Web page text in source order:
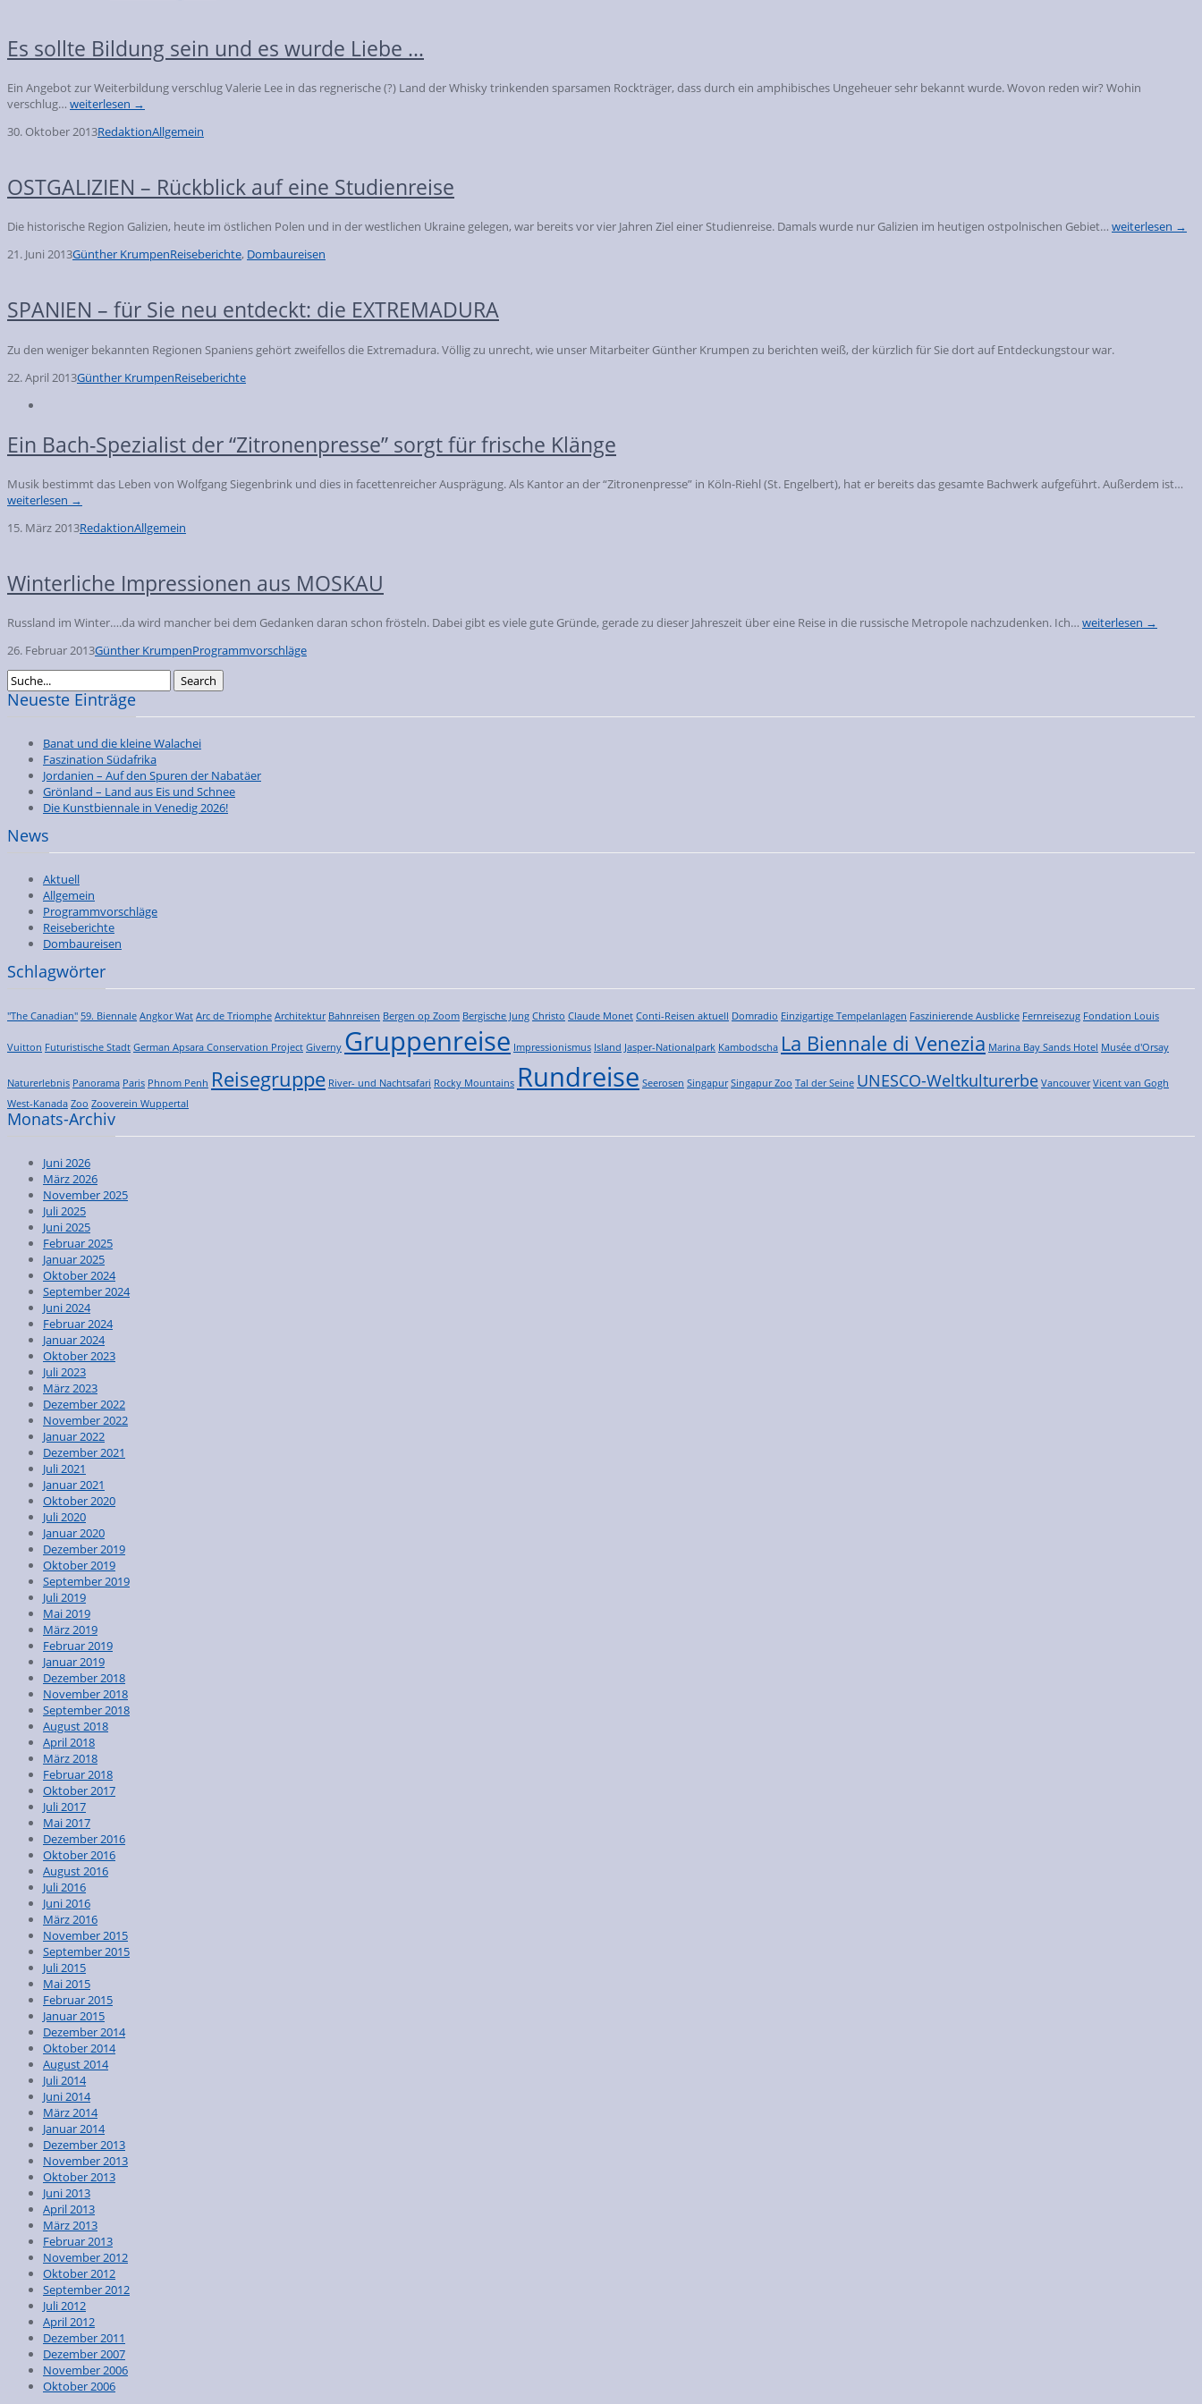
Es sollte Bildung sein und es wurde Liebe …
Ein Angebot zur Weiterbildung verschlug Valerie Lee in das regnerische (?) Land der Whisky trinkenden sparsamen Rockträger, dass durch ein amphibisches Ungeheuer sehr bekannt wurde. Wovon reden wir? Wohin
verschlug… weiterlesen →
30. Oktober 2013RedaktionAllgemein
OSTGALIZIEN – Rückblick auf eine Studienreise
Die historische Region Galizien, heute im östlichen Polen und in der westlichen Ukraine gelegen, war bereits vor vier Jahren Ziel einer Studienreise. Damals wurde nur Galizien im heutigen ostpolnischen Gebiet… weiterlesen →
21. Juni 2013Günther KrumpenReiseberichte, Dombaureisen
SPANIEN – für Sie neu entdeckt: die EXTREMADURA
Zu den weniger bekannten Regionen Spaniens gehört zweifellos die Extremadura. Völlig zu unrecht, wie unser Mitarbeiter Günther Krumpen zu berichten weiß, der kürzlich für Sie dort auf Entdeckungstour war.
22. April 2013Günther KrumpenReiseberichte
Ein Bach-Spezialist der “Zitronenpresse” sorgt für frische Klänge
Musik bestimmt das Leben von Wolfgang Siegenbrink und dies in facettenreicher Ausprägung. Als Kantor an der “Zitronenpresse” in Köln-Riehl (St. Engelbert), hat er bereits das gesamte Bachwerk aufgeführt. Außerdem ist…
weiterlesen →
15. März 2013RedaktionAllgemein
Winterliche Impressionen aus MOSKAU
Russland im Winter….da wird mancher bei dem Gedanken daran schon frösteln. Dabei gibt es viele gute Gründe, gerade zu dieser Jahreszeit über eine Reise in die russische Metropole nachzudenken. Ich… weiterlesen →
26. Februar 2013Günther KrumpenProgrammvorschläge
Neueste Einträge
Banat und die kleine Walachei
Faszination Südafrika
Jordanien – Auf den Spuren der Nabatäer
Grönland – Land aus Eis und Schnee
Die Kunstbiennale in Venedig 2026!
News
Aktuell
Allgemein
Programmvorschläge
Reiseberichte
Dombaureisen
Schlagwörter
"The Canadian" 59. Biennale Angkor Wat Arc de Triomphe Architektur Bahnreisen Bergen op Zoom Bergische Jung Christo Claude Monet Conti-Reisen aktuell Domradio Einzigartige Tempelanlagen Faszinierende Ausblicke Fernreisezug Fondation Louis
Vuitton Futuristische Stadt German Apsara Conservation Project Giverny Gruppenreise Impressionismus Island Jasper-Nationalpark Kambodscha La Biennale di Venezia Marina Bay Sands Hotel Musée d'Orsay
Naturerlebnis Panorama Paris Phnom Penh Reisegruppe River- und Nachtsafari Rocky Mountains Rundreise Seerosen Singapur Singapur Zoo Tal der Seine UNESCO-Weltkulturerbe Vancouver Vicent van Gogh
West-Kanada Zoo Zooverein Wuppertal
Monats-Archiv
Juni 2026
März 2026
November 2025
Juli 2025
Juni 2025
Februar 2025
Januar 2025
Oktober 2024
September 2024
Juni 2024
Februar 2024
Januar 2024
Oktober 2023
Juli 2023
März 2023
Dezember 2022
November 2022
Januar 2022
Dezember 2021
Juli 2021
Januar 2021
Oktober 2020
Juli 2020
Januar 2020
Dezember 2019
Oktober 2019
September 2019
Juli 2019
Mai 2019
März 2019
Februar 2019
Januar 2019
Dezember 2018
November 2018
September 2018
August 2018
April 2018
März 2018
Februar 2018
Oktober 2017
Juli 2017
Mai 2017
Dezember 2016
Oktober 2016
August 2016
Juli 2016
Juni 2016
März 2016
November 2015
September 2015
Juli 2015
Mai 2015
Februar 2015
Januar 2015
Dezember 2014
Oktober 2014
August 2014
Juli 2014
Juni 2014
März 2014
Januar 2014
Dezember 2013
November 2013
Oktober 2013
Juni 2013
April 2013
März 2013
Februar 2013
November 2012
Oktober 2012
September 2012
Juli 2012
April 2012
Dezember 2011
Dezember 2007
November 2006
Oktober 2006